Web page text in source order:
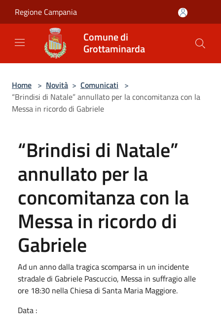
Regione Campania
Comune di
Grottaminarda
Home > Novità > Comunicati >
“Brindisi di Natale” annullato per la concomitanza con la
Messa in ricordo di Gabriele
“Brindisi di Natale”
annullato per la
concomitanza con la
Messa in ricordo di
Gabriele
Ad un anno dalla tragica scomparsa in un incidente
stradale di Gabriele Pascuccio, Messa in suffragio alle
ore 18:30 nella Chiesa di Santa Maria Maggiore.
Data :